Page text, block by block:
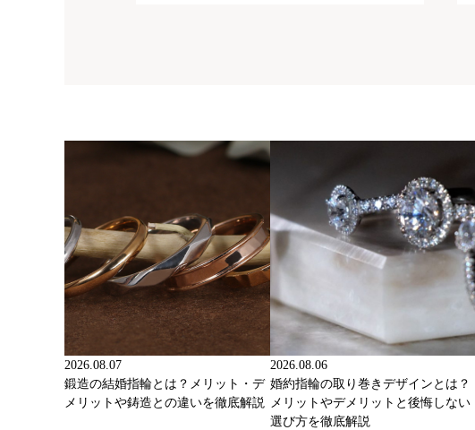
2026.08.07
鍛造の結婚指輪とは？メリット・デ
メリットや鋳造との違いを徹底解説
2026.08.06
婚約指輪の取り巻きデザインとは？
メリットやデメリットと後悔しない
選び方を徹底解説